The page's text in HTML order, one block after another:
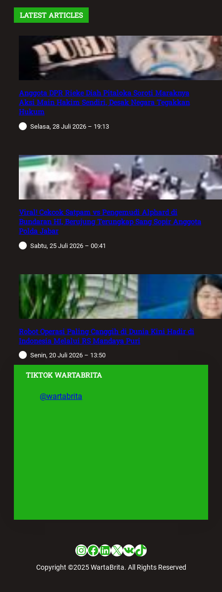
LATEST ARTICLES
Anggota DPR Rieke Diah Pitaloka Soroti Maraknya
Aksi Main Hakim Sendiri, Desak Negara Tegakkan
Hukum
Selasa, 28 Juli 2026 – 19:13
Viral! Cekcok Satpam vs Pengemudi Alphard di
Bundaran HI, Berujung Terungkap Sang Sopir Anggota
Polda Jabar
Sabtu, 25 Juli 2026 – 00:41
Robot Operasi Paling Canggih di Dunia Kini Hadir di
Indonesia Melalui RS Mandaya Puri
Senin, 20 Juli 2026 – 13:50
TIKTOK WARTABRITA
@wartabrita
Instagram
Facebook
LinkedIn
X VKTikTok
Copyright ©2025 WartaBrita. All Rights Reserved